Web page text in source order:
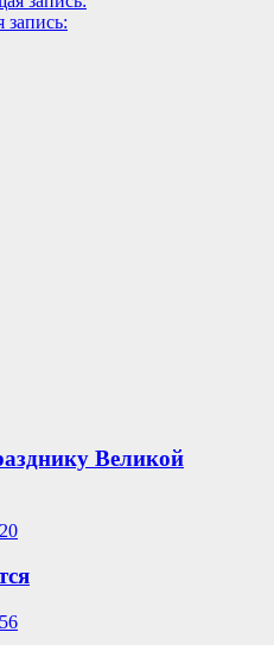
Великой